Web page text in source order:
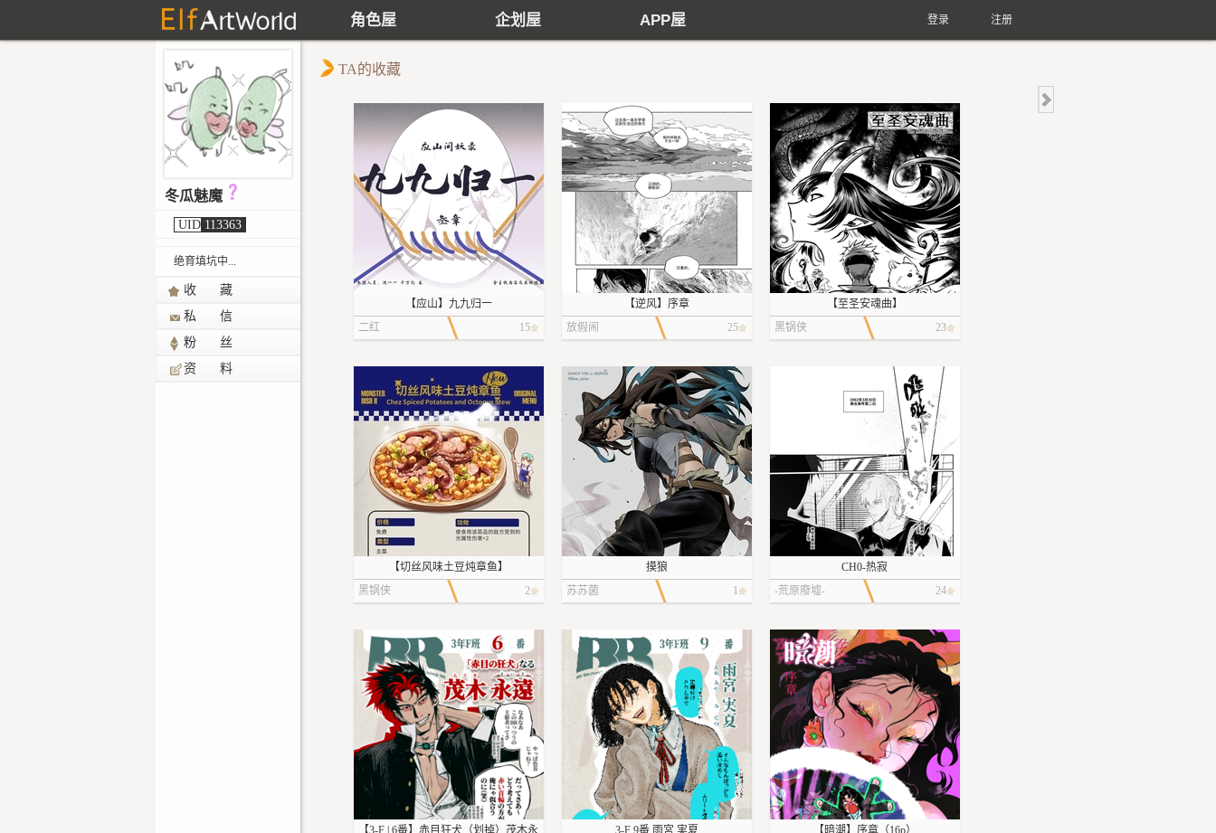
角色屋 企划屋 APP屋 注册
登录
冬瓜魅魔
UID 113363
绝育填坑中...
收 藏
私 信
粉 丝
资 料
TA的收藏
【应山】九九归一
二红
15
【逆风】序章
放假闹
25
【至圣安魂曲】
黑锅侠
23
【切丝风味土豆炖章鱼】
黑锅侠
2
摸狼
苏苏菌
1
CH0-热寂
-荒原廢墟-
24
【3-F | 6番】赤目狂犬（划掉）茂木永
3-F 9番 雨宮 実夏
【暗潮】序章（16p）